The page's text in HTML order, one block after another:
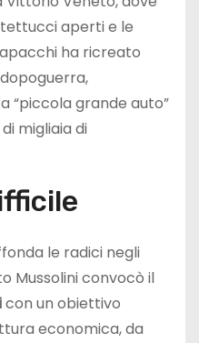
aperti e le
ha ricreato
“piccola grande auto”
migliaia di
le radici negli
Mussolini convocò il
con un obiettivo
economica, da